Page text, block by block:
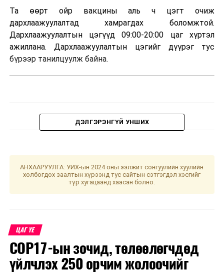
Та өөрт ойр вакцины аль ч цэгт очиж
дархлаажуулалтад хамрагдах боломжтой.
Дархлаажуулалтын цэгүүд 09:00-20:00 цаг хүртэл
ажиллана. Дархлаажуулалтын цэгийг дүүрэг тус
бүрээр танилцуулж байна.
ДЭЛГЭРЭНГҮЙ УНШИХ
АНХААРУУЛГА: УИХ-ын 2024 оны ээлжит сонгуулийн хуулийн
холбогдох заалтын хүрээнд тус сайтын сэтгэгдэл хэсгийг
түр хугацаанд хаасан болно.
ЦАГ ҮЕ
COP17-ын зочид, төлөөлөгчдөд
үйлчлэх 250 орчим жолоочийг